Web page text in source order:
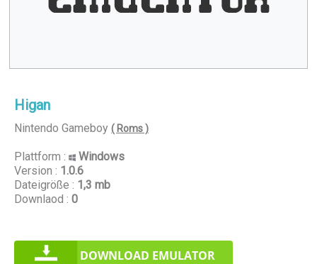
Higan
Nintendo Gameboy ( Roms )
Plattform :
Windows
Version : 1.0.6
Dateigröße : 1,3 mb
Downlaod : 0
DOWNLOAD EMULATOR